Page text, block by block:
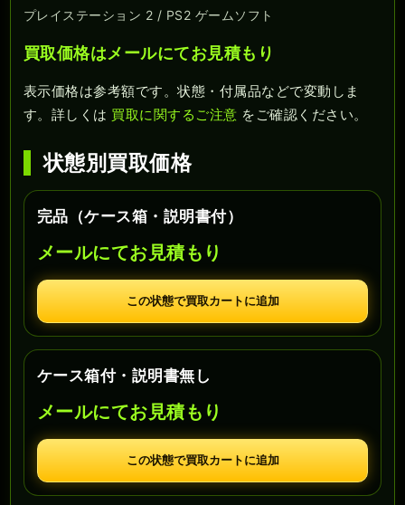
プレイステーション 2 / PS2 ゲームソフト
買取価格はメールにてお見積もり
表示価格は参考額です。状態・付属品などで変動しま
す。詳しくは 買取に関するご注意 をご確認ください。
状態別買取価格
完品（ケース箱・説明書付）
メールにてお見積もり
この状態で買取カートに追加
ケース箱付・説明書無し
メールにてお見積もり
この状態で買取カートに追加